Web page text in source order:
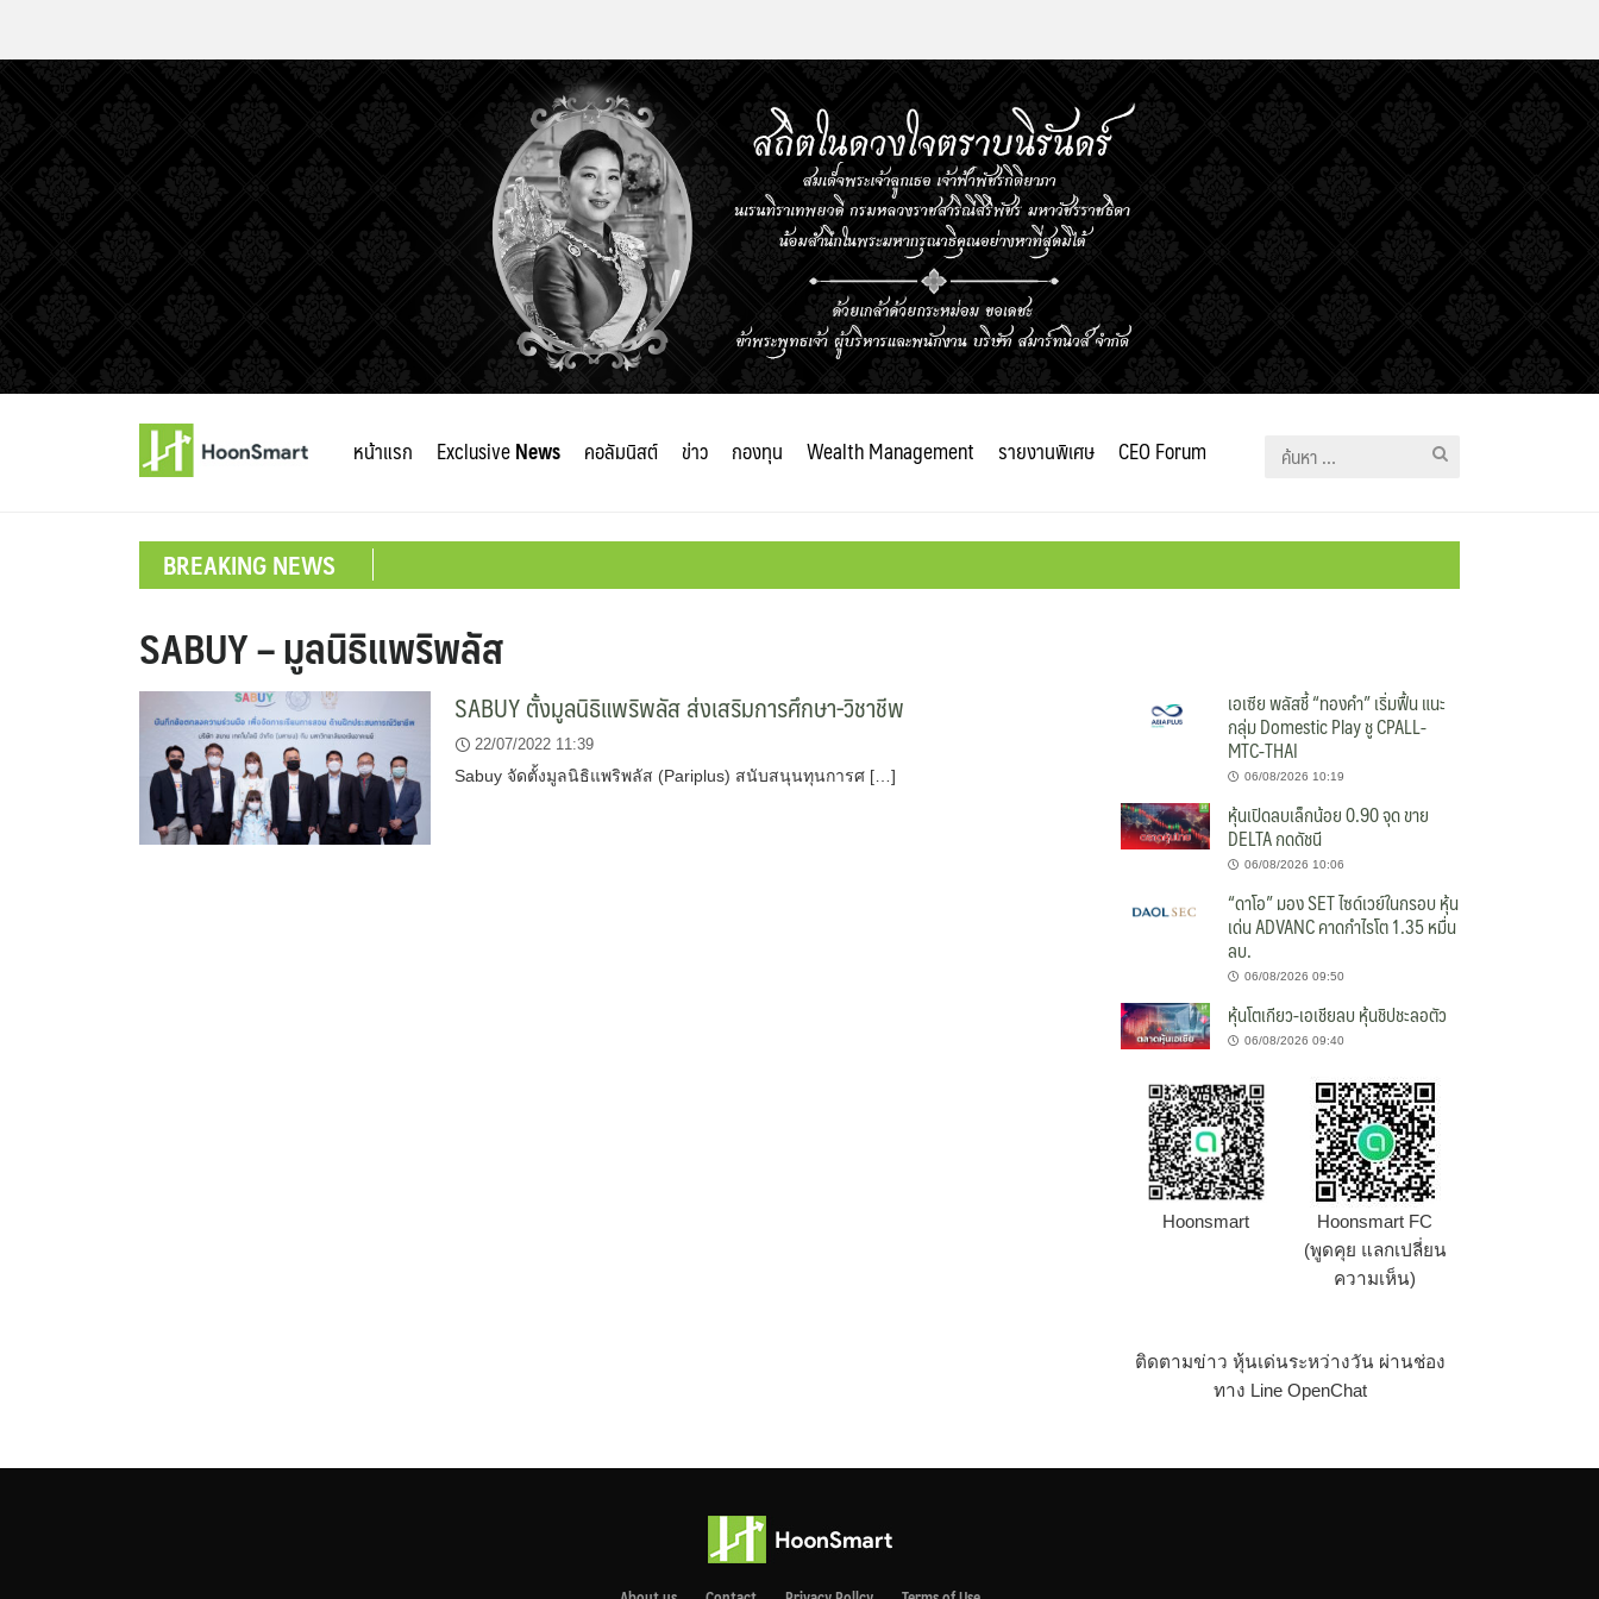
หน้าแรก ExclusiveNews คอลัมนิสต์ ข่าว กองทุน Wealth Management รายงานพิเศษ CEO Forum
ค้นหา
BREAKING NEWS
SABUY – มูลนิธิแพริพลัส
SABUY ตั้งมูลนิธิแพริพลัส ส่งเสริมการศึกษา-วิชาชีพ
22/07/2022 11:39
Sabuy จัดตั้งมูลนิธิแพริพลัส (Pariplus) สนับสนุนทุนการศ […]
เอเซีย พลัสชี้ “ทองคำ” เริ่มฟื้น แนะ
กลุ่ม Domestic Play ชู CPALL-
MTC-THAI
06/08/2026 10:19
หุ้นเปิดลบเล็กน้อย 0.90 จุด ขาย
DELTA กดดัชนี
06/08/2026 10:06
“ดาโอ” มอง SET ไซด์เวย์ในกรอบ หุ้น
เด่น ADVANC คาดกำไรโต 1.35 หมื่น
ลบ.
06/08/2026 09:50
หุ้นโตเกียว-เอเชียลบ หุ้นชิปชะลอตัว
06/08/2026 09:40
Hoonsmart
Hoonsmart FC
(พูดคุย แลกเปลี่ยน
ความเห็น)
ติดตามข่าว หุ้นเด่นระหว่างวัน ผ่านช่อง
ทาง Line OpenChat